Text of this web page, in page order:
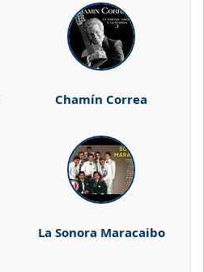
Chamín Correa
La Sonora Maracaibo